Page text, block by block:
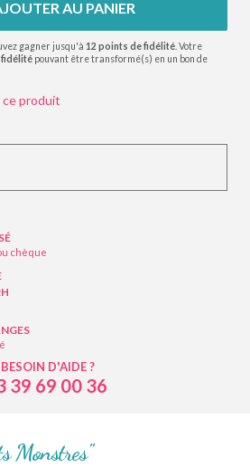
AU PANIER
gagner jusqu'à 12 points de fidélité . Votre
pouvant être transformé(s) en un bon de
ce produit
chèque
BESOIN D'AIDE ?
39 69 00 36
Monstres"